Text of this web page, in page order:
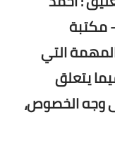
مكتبة
التي
يتعلق
وجه الخصوص،